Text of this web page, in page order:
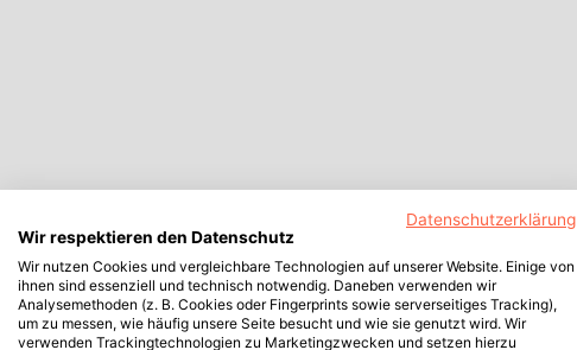
Datenschutzerklärung
Wir respektieren den Datenschutz
Wir nutzen Cookies und vergleichbare Technologien auf unserer Website. Einige von
ihnen sind essenziell und technisch notwendig. Daneben verwenden wir
Analysemethoden (z. B. Cookies oder Fingerprints sowie serverseitiges Tracking),
um zu messen, wie häufig unsere Seite besucht und wie sie genutzt wird. Wir
verwenden Trackingtechnologien zu Marketingzwecken und setzen hierzu